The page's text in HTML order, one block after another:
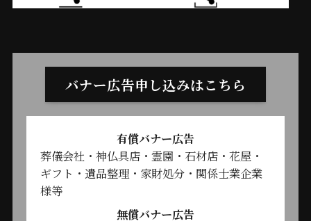
バナー広告申し込みはこちら
有償バナー広告
葬儀会社・神仏具店・霊園・石材店・花屋・
ギフト・遺品整理・家財処分・関係士業企業
様等
無償バナー広告